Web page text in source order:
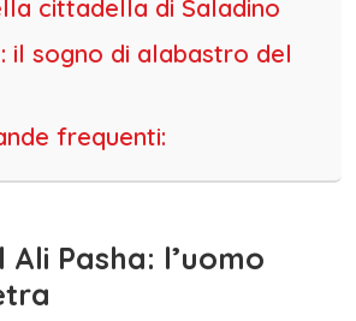
cittadella di Saladino
il sogno di alabastro del
frequenti:
Pasha: l’uomo